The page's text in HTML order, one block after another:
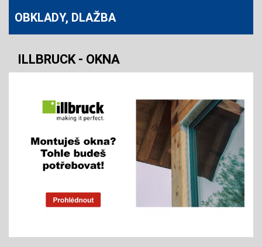
OBKLADY, DLAŽBA
ILLBRUCK - OKNA